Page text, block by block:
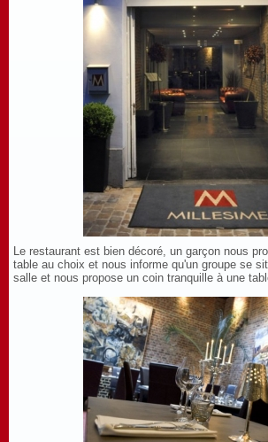
Le restaurant est bien décoré, un garçon nous
table au choix et nous informe qu'un groupe se
salle et nous propose un coin tranquille à une